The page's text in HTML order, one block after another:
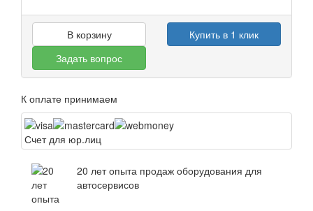
В корзину
Купить в 1 клик
Задать вопрос
К оплате принимаем
Счет для юр.лиц
20 лет опыта продаж оборудования для
автосервисов